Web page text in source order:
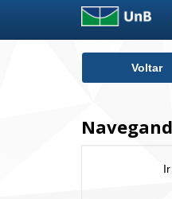
Voltar